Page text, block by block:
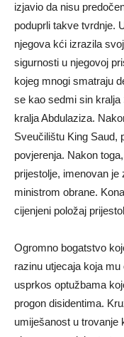
izjavio da nisu
poduprli takve tvrdnje.
njegova kći izrazila
sigurnosti u njegovoj
kojeg mnogi smatraju
se kao sedmi sin kralja
kralja Abdulaziza.
Sveučilištu King Saud,
povjerenja. Nakon
prijestolje, imenovan
ministrom obrane.
cijenjeni položaj
Ogromno bogatstvo
razinu utjecaja koja
usprkos optužbama
progon disidentima.
umiješanost u trovanje